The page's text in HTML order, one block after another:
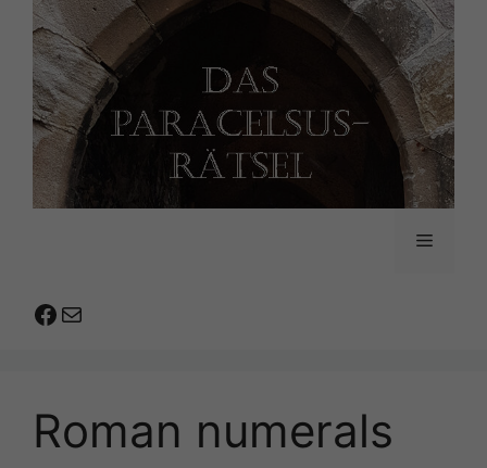
Menü
Facebook
E-Mail
Roman numerals